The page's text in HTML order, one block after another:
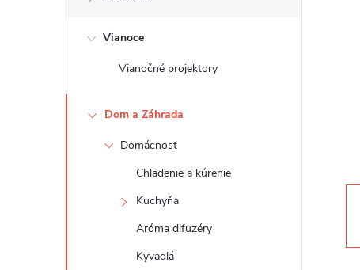
ý
Vianoce
Vianočné projektory
Dom a Záhrada
Domácnosť
Chladenie a kúrenie
Kuchyňa
Aróma difuzéry
Kyvadlá